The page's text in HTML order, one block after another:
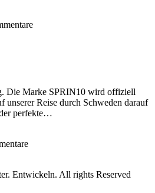
Die Marke SPRIN10 wird offiziell
unserer Reise durch Schweden darauf
perfekte…
Entwickeln. All rights Reserved